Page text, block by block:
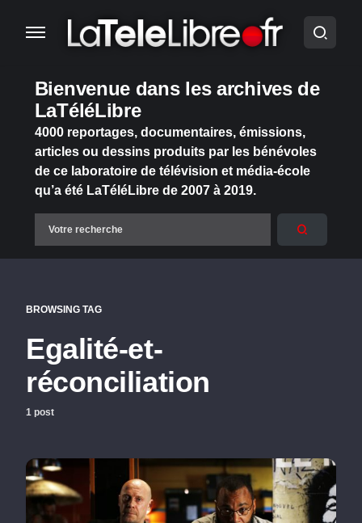
Bienvenue dans les archives de
LaTéléLibre
4000 reportages, documentaires, émissions,
articles ou dessins produits par les bénévoles
de ce laboratoire de télévision et média-école
qu’a été LaTéléLibre de 2007 à 2019.
BROWSING TAG
Egalité-et-
réconciliation
1 post